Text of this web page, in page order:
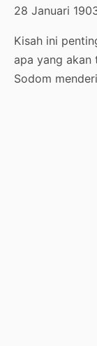
28 Januari
Kisah ini
apa yang akan
Sodom